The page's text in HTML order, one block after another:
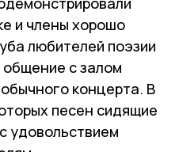
и члены хорошо
любителей поэзии
с залом
концерта. В
песен сидящие
удовольствием